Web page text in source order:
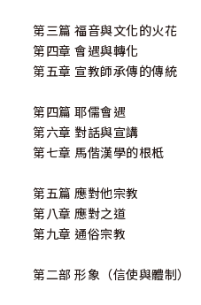
第三篇 福音與文化的火花
第四章 會遇與轉化
第五章 宣教師承傳的傳統
第四篇 耶儒會遇
第六章 對話與宣講
第七章 馬偕漢學的根柢
第五篇 應對他宗教
第八章 應對之道
第九章 通俗宗教
第二部 形象（信使與體制）